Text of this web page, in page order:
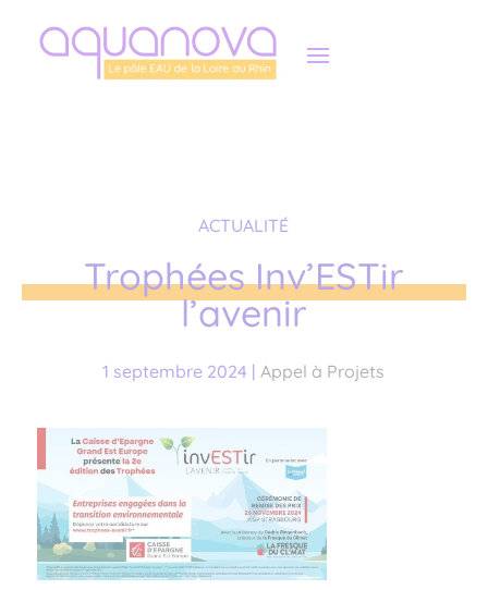
ACTUALITÉ
Trophées Inv’ESTir
l’avenir
1 septembre 2024 |Appel à Projets